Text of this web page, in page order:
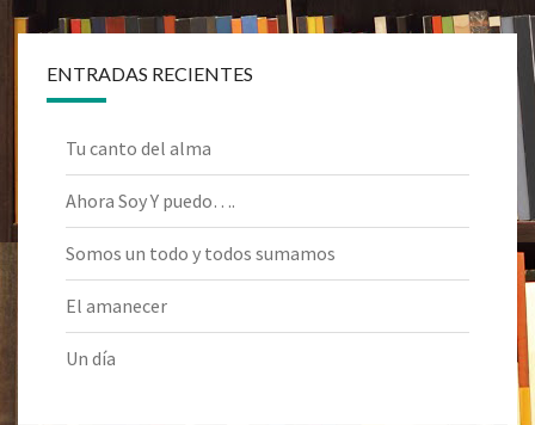
ENTRADAS RECIENTES
Tu canto del alma
Ahora Soy Y puedo….
Somos un todo y todos sumamos
El amanecer
Un día